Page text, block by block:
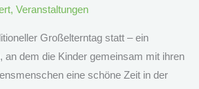
, Veranstaltungen
Großelterntag statt – ein
an dem die Kinder gemeinsam mit ihren
eine schöne Zeit in der